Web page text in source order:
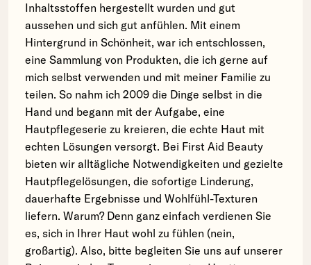
Inhaltsstoffen hergestellt wurden und gut
aussehen und sich gut anfühlen. Mit einem
Hintergrund in Schönheit, war ich entschlossen,
eine Sammlung von Produkten, die ich gerne auf
mich selbst verwenden und mit meiner Familie zu
teilen. So nahm ich 2009 die Dinge selbst in die
Hand und begann mit der Aufgabe, eine
Hautpflegeserie zu kreieren, die echte Haut mit
echten Lösungen versorgt. Bei First Aid Beauty
bieten wir alltägliche Notwendigkeiten und gezielte
Hautpflegelösungen, die sofortige Linderung,
dauerhafte Ergebnisse und Wohlfühl-Texturen
liefern. Warum? Denn ganz einfach verdienen Sie
es, sich in Ihrer Haut wohl zu fühlen (nein,
großartig). Also, bitte begleiten Sie uns auf unserer